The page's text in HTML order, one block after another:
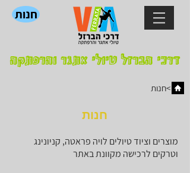
חנות
דרכי הברזל טיולי אתגר והרפתקה
חנות<
חנות
מוצרים וציוד טיולים לויה פראטה, קניונינג
וטרקים לרכישה מקוונת באתר